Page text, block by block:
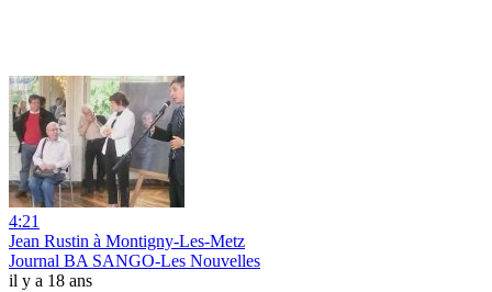
4:21
Jean Rustin à Montigny-Les-Metz
Journal BA SANGO-Les Nouvelles
il y a 18 ans